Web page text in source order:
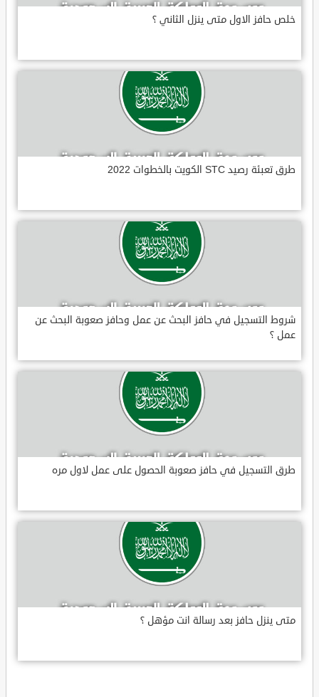
خلص حافز الاول متى ينزل الثاني ؟
طرق تعبئة رصيد STC الكويت بالخطوات 2022
شروط التسجيل في حافز البحث عن عمل وحافز صعوبة البحث عن
عمل ؟
طرق التسجيل في حافز صعوبة الحصول على عمل لاول مره
متى ينزل حافز بعد رسالة انت مؤهل ؟